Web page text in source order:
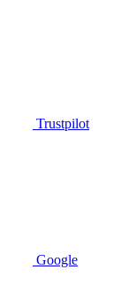
Trustpilot
Google